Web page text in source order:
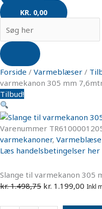
KR. 0,00
Forside / Varmeblæser /
varmekanon 305 mm
Tilbud!
Varenummer
varmekanoner,
Læs handelsbetingelser her
Slange til varmekanon 305
kr.1.498,75 kr. 1.199,00 Inkl